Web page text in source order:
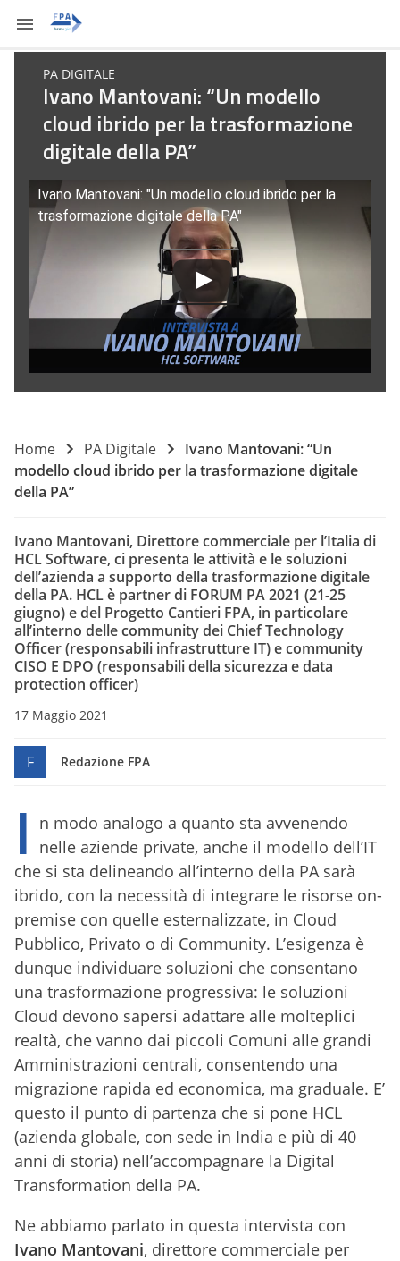
PA DIGITALE
Ivano Mantovani: “Un modello
cloud ibrido per la trasformazione
digitale della PA”
Ivano Mantovani: "Un modello cloud ibrido per la
trasformazione digitale della PA"
Home PA Digitale
Ivano Mantovani: “Un
modello cloud ibrido per la trasformazione digitale
della PA”
Ivano Mantovani, Direttore commerciale per l’Italia di
HCL Software, ci presenta le attività e le soluzioni
dell’azienda a supporto della trasformazione digitale
della PA. HCL è partner di FORUM PA 2021 (21-25
giugno) e del Progetto Cantieri FPA, in particolare
all’interno delle community dei Chief Technology
Officer (responsabili infrastrutture IT) e community
CISO E DPO (responsabili della sicurezza e data
protection officer)
17 Maggio 2021
F Redazione FPA
I
n modo analogo a quanto sta avvenendo
nelle aziende private, anche il modello dell’IT
che si sta delineando all’interno della PA sarà
ibrido, con la necessità di integrare le risorse on-
premise con quelle esternalizzate, in Cloud
Pubblico, Privato o di Community. L’esigenza è
dunque individuare soluzioni che consentano
una trasformazione progressiva: le soluzioni
Cloud devono sapersi adattare alle molteplici
realtà, che vanno dai piccoli Comuni alle grandi
Amministrazioni centrali, consentendo una
migrazione rapida ed economica, ma graduale. E’
questo il punto di partenza che si pone HCL
(azienda globale, con sede in India e più di 40
anni di storia) nell’accompagnare la Digital
Transformation della PA.
Ne abbiamo parlato in questa intervista con
Ivano Mantovani, direttore commerciale per